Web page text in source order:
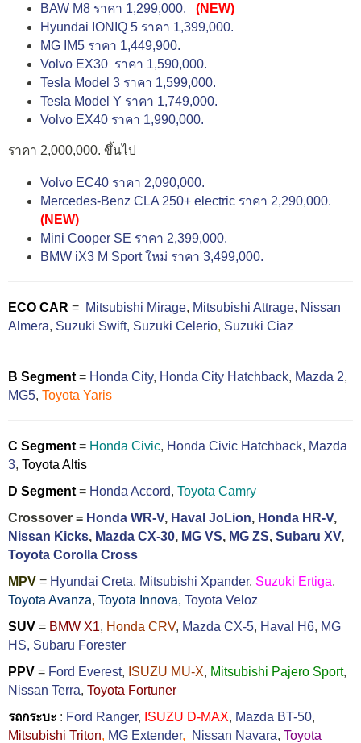
BAW M8 ราคา 1,299,000.
(NEW)
Hyundai IONIQ 5 ราคา 1,399,000.
MG IM5 ราคา 1,449,900.
Volvo EX30 ราคา 1,590,000.
Tesla Model 3 ราคา 1,599,000.
Tesla Model Y ราคา 1,749,000.
Volvo EX40 ราคา 1,990,000.
ราคา 2,000,000. ขึ้นไป
Volvo EC40 ราคา 2,090,000.
Mercedes-Benz CLA 250+ electric ราคา 2,290,000.
(NEW)
Mini Cooper SE ราคา 2,399,000.
BMW iX3 M Sport ใหม่ ราคา 3,499,000.
ECO CAR = Mitsubishi Mirage, Mitsubishi Attrage, Nissan
Almera, Suzuki Swift, Suzuki Celerio, Suzuki Ciaz
B Segment = Honda City, Honda City Hatchback, Mazda 2,
MG5, Toyota Yaris
C Segment = Honda Civic, Honda Civic Hatchback, Mazda
3, Toyota Altis
D Segment = Honda Accord, Toyota Camry
Crossover = Honda WR-V, Haval JoLion, Honda HR-V,
Nissan Kicks, Mazda CX-30, MG VS, MG ZS, Subaru XV,
Toyota Corolla Cross
MPV = Hyundai Creta, Mitsubishi Xpander, Suzuki Ertiga,
Toyota Avanza, Toyota Innova, Toyota Veloz
SUV = BMW X1, Honda CRV, Mazda CX-5, Haval H6, MG
HS, Subaru Forester
PPV = Ford Everest, ISUZU MU-X, Mitsubishi Pajero Sport,
Nissan Terra, Toyota Fortuner
รถกระบะ : Ford Ranger, ISUZU D-MAX, Mazda BT-50,
Mitsubishi Triton, MG Extender, Nissan Navara, Toyota